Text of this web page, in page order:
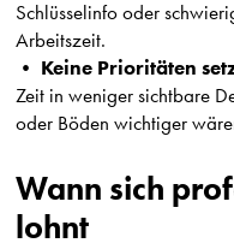
Schlüsselinfo oder
Arbeitszeit.
• Keine Prioritäten
Zeit in weniger sichtbare
oder Böden wichtiger
Wann sich
lohnt